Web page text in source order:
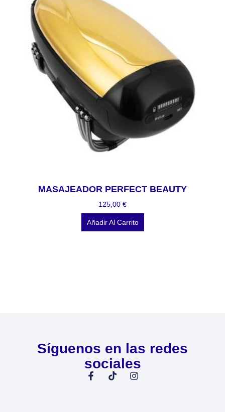
MASAJEADOR PERFECT BEAUTY
125,00 €
Añadir Al Carrito
Síguenos en las redes
sociales